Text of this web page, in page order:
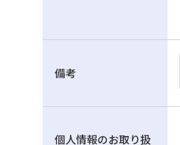
備考
個人情報のお取り扱